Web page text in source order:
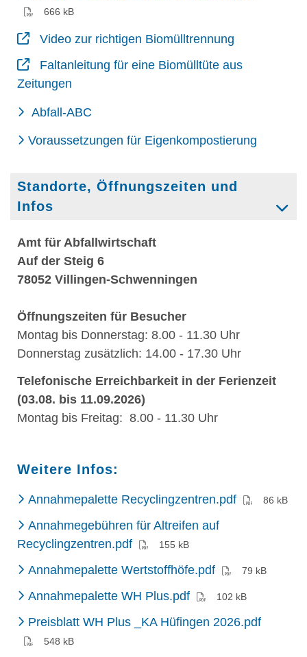
666 kB
Video zur richtigen Biomülltrennung
Faltanleitung für eine Biomülltüte aus
Zeitungen
Abfall-ABC
Voraussetzungen für Eigenkompostierung
Standorte, Öffnungszeiten und
Infos
Amt für Abfallwirtschaft
Auf der Steig 6
78052 Villingen-Schwenningen
Öffnungszeiten für Besucher
Montag bis Donnerstag: 8.00 - 11.30 Uhr
Donnerstag zusätzlich: 14.00 - 17.30 Uhr
Telefonische Erreichbarkeit in der Ferienzeit
(03.08. bis 11.09.2026)
Montag bis Freitag: 8.00 - 11.30 Uhr
Weitere Infos:
Annahmepalette Recyclingzentren.pdf(PDF)86 kB
Annahmegebühren für Altreifen auf
Recyclingzentren.pdf(PDF)155 kB
Annahmepalette Wertstoffhöfe.pdf(PDF)79 kB
Annahmepalette WH Plus.pdf(PDF)102 kB
Preisblatt WH Plus _KA Hüfingen 2026.pdf(PDF)
548 kB